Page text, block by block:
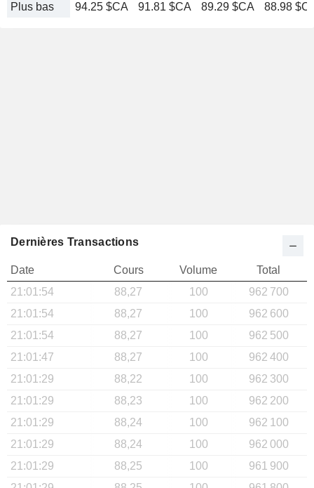
Plus bas
94.25 $CA 91.81 $CA 89.29 $CA 88.98
Dernières Transactions
Date Cours Volume
Total
21:01:54
88,27 100
962 700
21:01:54
88,27 100
962 600
21:01:54
88,27 100
962 500
21:01:47
88,27 100
962 400
21:01:29
88,22 100
962 300
21:01:29
88,23 100
962 200
21:01:29
88,24 100
962 100
21:01:29
88,24 100
962 000
21:01:29
88,25 100
961 900